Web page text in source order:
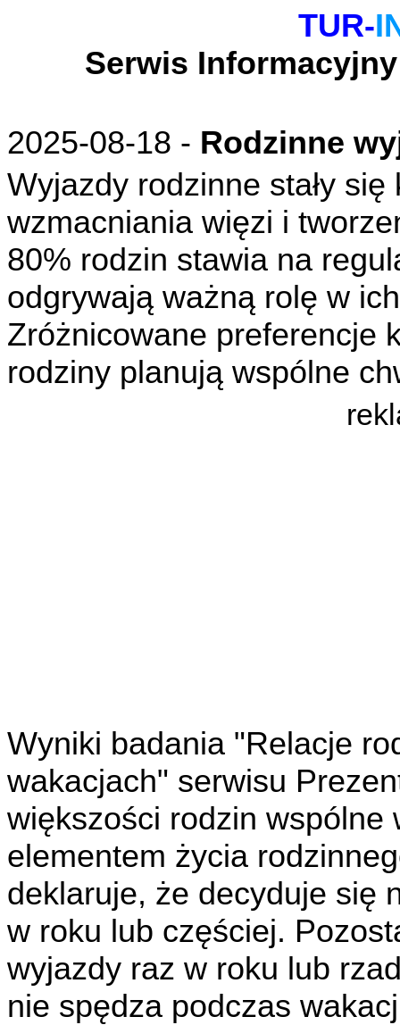
TUR-
Serwis
2025-08-18 - Rodzinne
Wyjazdy rodzinne stały
wzmacniania więzi i
80% rodzin stawia na
odgrywają ważną rolę w
Zróżnicowane preferencje
rodziny planują wspólne
Wyniki badania "Relacje
wakacjach" serwisu
większości rodzin wspólne
elementem życia
deklaruje, że decyduje się
w roku lub częściej.
wyjazdy raz w roku lub
nie spędza podczas